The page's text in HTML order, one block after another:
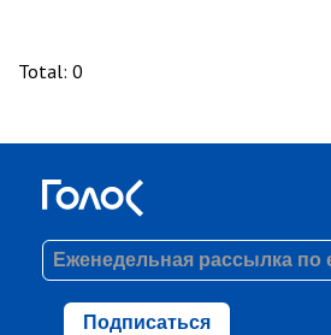
Total: 0
Подписаться